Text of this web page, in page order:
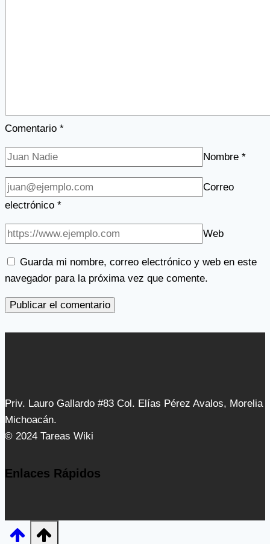
Comentario *
Nombre *
Correo
electrónico *
Web
Guarda mi nombre, correo electrónico y web en este
navegador para la próxima vez que comente.
Priv. Lauro Gallardo #83 Col. Elías Pérez Avalos, Morelia
Michoacán.
© 2024 Tareas Wiki
Enlaces Rápidos